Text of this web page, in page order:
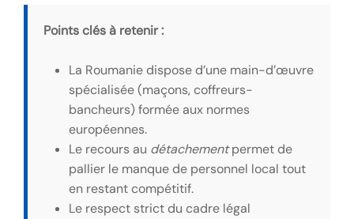
Points clés à retenir :
La Roumanie dispose d’une main-d’œuvre
spécialisée (maçons, coffreurs-
bancheurs) formée aux normes
européennes.
Le recours au détachementpermet de
pallier le manque de personnel local tout
en restant compétitif.
Le respect strict du cadre légal